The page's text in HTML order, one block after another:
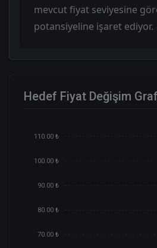
mevcut fiyat seviyesine
potansiyeline işaret ediyor.
Hedef Fiyat Değişim
110.00 ₺
100.00 ₺
90.00 ₺
80.00 ₺
70.00 ₺